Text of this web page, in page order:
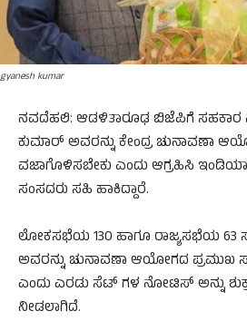
gyanesh kumar
ನವದೆಹಲಿ: ಆಡಳಿತಾರೂಢ ಬಿಜೆಪಿಗೆ ಸಹಕಾರ
ಕುಮಾರ್‌ ಅವರನ್ನು ಕೇಂದ್ರ ಚುನಾವಣಾ
ವಜಾಗೊಳಿಸಬೇಕು ಎಂದು ಆಗ್ರಹಿಸಿ ಇಂಡಿಯಾ
ಸಂಸದರು ಸಹಿ ಹಾಕಿದ್ದಾರೆ.
ಲೋಕಸಭೆಯ 130 ಹಾಗೂ ರಾಜ್ಯಸಭೆಯ 63
ಅವರನ್ನು ಚುನಾವಣಾ ಆಯೋಗದ ಪ್ರಮುಖ
ಎಂದು ಎರಡು ಸೆಟ್‌ ಗಳ ನೋಟಿಸ್‌ ಅನ್ನು
ನೀಡಲಾಗಿದೆ.